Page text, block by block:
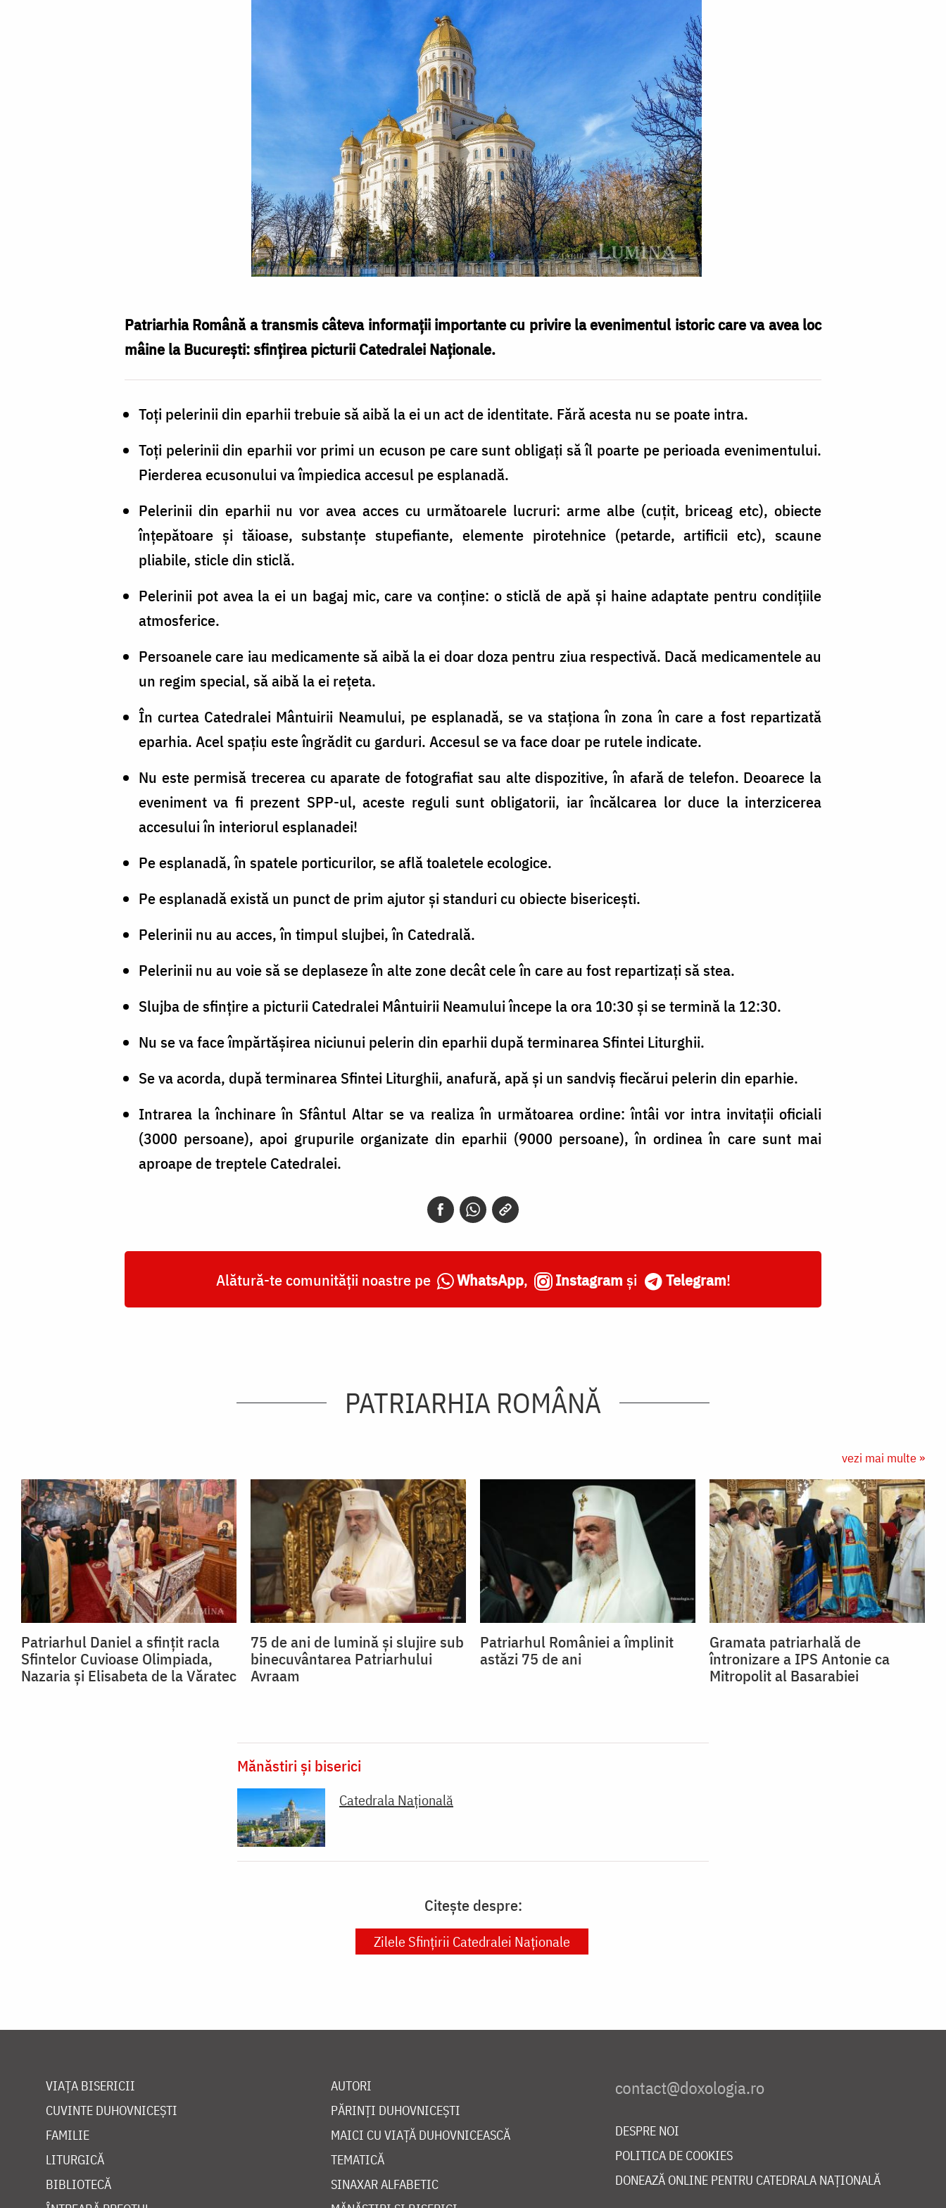
Patriarhia Română a transmis câteva informații importante cu privire la evenimentul istoric care va avea loc
mâine la București: sfințirea picturii Catedralei Naționale.
Toți pelerinii din eparhii trebuie să aibă la ei un act de identitate. Fără acesta nu se poate intra.
Toți pelerinii din eparhii vor primi un ecuson pe care sunt obligați să îl poarte pe perioada evenimentului.
Pierderea ecusonului va împiedica accesul pe esplanadă.
Pelerinii din eparhii nu vor avea acces cu următoarele lucruri: arme albe (cuțit, briceag etc), obiecte
înțepătoare și tăioase, substanțe stupefiante, elemente pirotehnice (petarde, artificii etc), scaune
pliabile, sticle din sticlă.
Pelerinii pot avea la ei un bagaj mic, care va conține: o sticlă de apă și haine adaptate pentru condițiile
atmosferice.
Persoanele care iau medicamente să aibă la ei doar doza pentru ziua respectivă. Dacă medicamentele au
un regim special, să aibă la ei rețeta.
În curtea Catedralei Mântuirii Neamului, pe esplanadă, se va staționa în zona în care a fost repartizată
eparhia. Acel spațiu este îngrădit cu garduri. Accesul se va face doar pe rutele indicate.
Nu este permisă trecerea cu aparate de fotografiat sau alte dispozitive, în afară de telefon. Deoarece la
eveniment va fi prezent SPP-ul, aceste reguli sunt obligatorii, iar încălcarea lor duce la interzicerea
accesului în interiorul esplanadei!
Pe esplanadă, în spatele porticurilor, se află toaletele ecologice.
Pe esplanadă există un punct de prim ajutor și standuri cu obiecte bisericești.
Pelerinii nu au acces, în timpul slujbei, în Catedrală.
Pelerinii nu au voie să se deplaseze în alte zone decât cele în care au fost repartizați să stea.
Slujba de sfințire a picturii Catedralei Mântuirii Neamului începe la ora 10:30 și se termină la 12:30.
Nu se va face împărtășirea niciunui pelerin din eparhii după terminarea Sfintei Liturghii.
Se va acorda, după terminarea Sfintei Liturghii, anafură, apă și un sandviș fiecărui pelerin din eparhie.
Intrarea la închinare în Sfântul Altar se va realiza în următoarea ordine: întâi vor intra invitații oficiali
(3000 persoane), apoi grupurile organizate din eparhii (9000 persoane), în ordinea în care sunt mai
aproape de treptele Catedralei.
Alătură-te comunității noastre pe WhatsApp, Instagram și Telegram!
PATRIARHIA ROMÂNĂ
vezi mai multe »
Patriarhul Daniel a sfințit racla
Sfintelor Cuvioase Olimpiada,
Nazaria și Elisabeta de la Văratec
75 de ani de lumină și slujire sub
binecuvântarea Patriarhului
Avraam
Patriarhul României a împlinit
astăzi 75 de ani
Gramata patriarhală de
întronizare a IPS Antonie ca
Mitropolit al Basarabiei
Mănăstiri și biserici
Catedrala Națională
Citește despre:
Zilele Sfințirii Catedralei Naționale
VIAȚA BISERICII
CUVINTE DUHOVNICEȘTI
FAMILIE
LITURGICĂ
BIBLIOTECĂ
AUTORI
PĂRINȚI DUHOVNICEȘTI
MAICI CU VIAȚĂ DUHOVNICEASCĂ
TEMATICĂ
SINAXAR ALFABETIC
DESPRE NOI
POLITICA DE COOKIES
DONEAZĂ ONLINE PENTRU CATEDRALA NAȚIONALĂ